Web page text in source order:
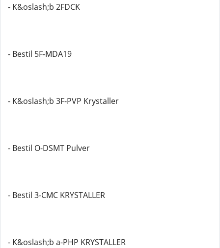
- K&oslash;b 2FDCK
- Bestil 5F-MDA19
- K&oslash;b 3F-PVP Krystaller
- Bestil O-DSMT Pulver
- Bestil 3-CMC KRYSTALLER
- K&oslash;b a-PHP KRYSTALLER